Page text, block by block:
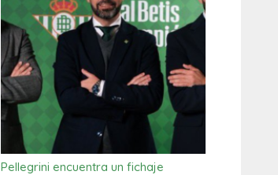
Pellegrini encuentra un fichaje